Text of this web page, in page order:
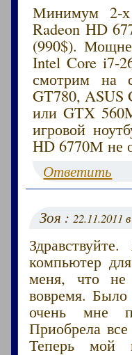
Минимум 2-
Radeon HD
(990$).
Intel Core i7-
смотрим на
GT780, ASUS
или GTX
игровой
HD 6770М не
Ответить
Зоя :22.11.2011
компьютер
меня, что не
вовремя.
очень мне
Приобрела
Теперь мой